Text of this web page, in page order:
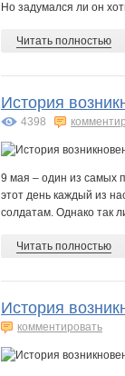
Но задумался ли он
Читать полностью
История
4398
9 мая – один из самых
этот день каждый из
солдатам. Однако так
Читать полностью
История
комментировать